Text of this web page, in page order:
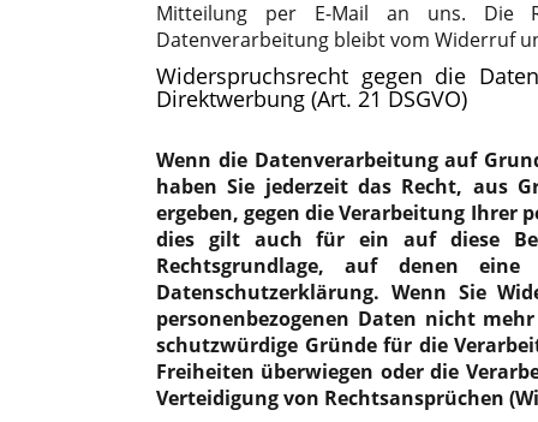
Mitteilung per E-Mail an uns. Die
Datenverarbeitung bleibt vom Widerruf
Widerspruchsrecht gegen die
Direktwerbung (Art. 21 DSGVO)
Wenn die Datenverarbeitung auf
haben Sie jederzeit das Recht, aus
ergeben, gegen die Verarbeitung Ihrer
dies gilt auch für ein auf diese
Rechtsgrundlage, auf denen
Datenschutzerklärung. Wenn Sie
personenbezogenen Daten nicht
schutzwürdige Gründe für die
Freiheiten überwiegen oder die
Verteidigung von Rechtsansprüchen